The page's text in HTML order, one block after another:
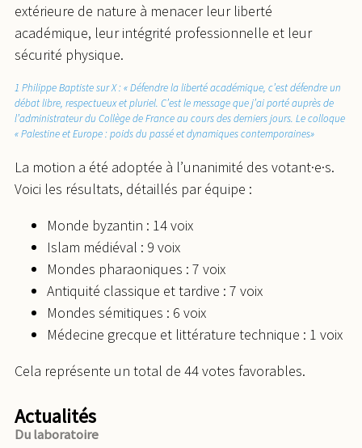
extérieure de nature à menacer leur liberté
académique, leur intégrité professionnelle et leur
sécurité physique.
1 Philippe Baptiste sur X : « Défendre la liberté académique, c’est défendre un
débat libre, respectueux et pluriel. C’est le message que j’ai porté auprès de
l’administrateur du Collège de France au cours des derniers jours. Le colloque
« Palestine et Europe : poids du passé et dynamiques contemporaines»
La motion a été adoptée à l’unanimité des votant·e·s.
Voici les résultats, détaillés par équipe :
Monde byzantin : 14 voix
Islam médiéval : 9 voix
Mondes pharaoniques : 7 voix
Antiquité classique et tardive : 7 voix
Mondes sémitiques : 6 voix
Médecine grecque et littérature technique : 1 voix
Cela représente un total de 44 votes favorables.
Actualités
Du laboratoire